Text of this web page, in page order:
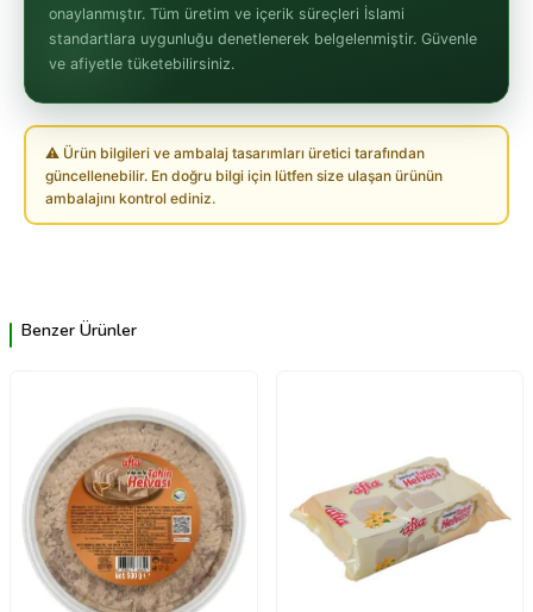
onaylanmıştır. Tüm üretim ve içerik süreçleri İslami
standartlara uygunluğu denetlenerek belgelenmiştir. Güvenle
ve afiyetle tüketebilirsiniz.
⚠ Ürün bilgileri ve ambalaj tasarımları üretici tarafından
güncellenebilir. En doğru bilgi için lütfen size ulaşan ürünün
ambalajını kontrol ediniz.
Benzer Ürünler